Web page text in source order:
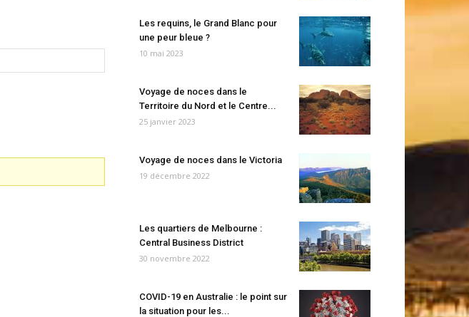
Les requins, le Grand Blanc pour
une peur bleue ?
10 mai 2023
Voyage de noces dans le
Territoire du Nord et le Centre...
25 janvier 2023
Voyage de noces dans le Victoria
19 décembre 2022
Les quartiers de Melbourne :
Central Business District
30 novembre 2022
COVID-19 en Australie : le point sur
la situation pour les...